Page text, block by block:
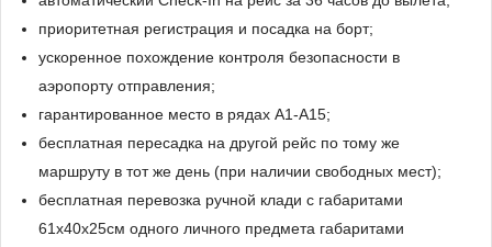
приоритетная регистрация и посадка на борт;
ускоренное похождение контроля безопасности в
аэропорту отправления;
гарантированное место в рядах A1-A15;
бесплатная пересадка на другой рейс по тому же
маршруту в тот же день (при наличии свободных мест);
бесплатная перевозка ручной клади с габаритами
61x40x25см одного личного предмета габаритами